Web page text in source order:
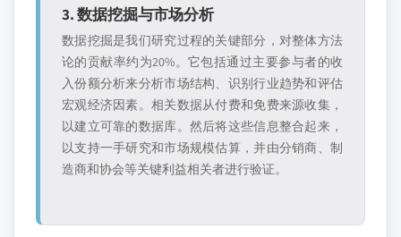
3. 数据挖掘与市场分析
数据挖掘是我们研究过程的关键部分，对整体方法
论的贡献率约为20%。它包括通过主要参与者的收
入份额分析来分析市场结构、识别行业趋势和评估
宏观经济因素。相关数据从付费和免费来源收集，
以建立可靠的数据库。然后将这些信息整合起来，
以支持一手研究和市场规模估算，并由分销商、制
造商和协会等关键利益相关者进行验证。